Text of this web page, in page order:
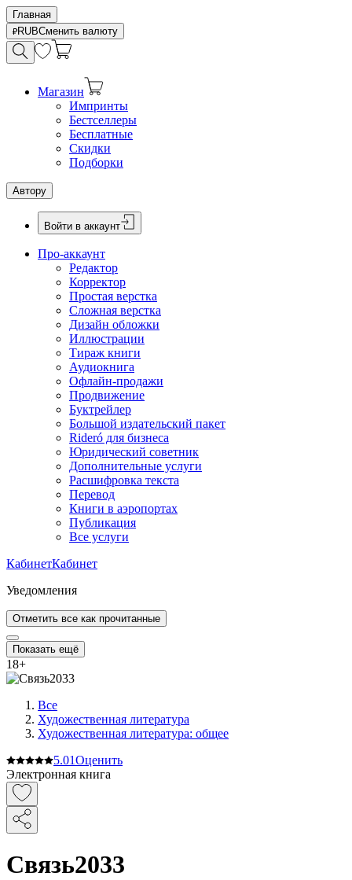
Главная
RUBСменить валюту
Магазин
Импринты
Бестселлеры
Бесплатные
Скидки
Подборки
Автору
Войти в аккаунт
Про-аккаунт
Редактор
Корректор
Простая верстка
Сложная верстка
Дизайн обложки
Иллюстрации
Тираж книги
Аудиокнига
Офлайн-продажи
Продвижение
Буктрейлер
Большой издательский пакет
Rideró для бизнеса
Юридический советник
Дополнительные услуги
Расшифровка текста
Перевод
Книги в аэропортах
Публикация
Все услуги
КабинетКабинет
Уведомления
Отметить все как прочитанные
Показать ещё
18+
Все
Художественная литература
Художественная литература: общее
5.01Оценить
Электронная книга
Связь2033